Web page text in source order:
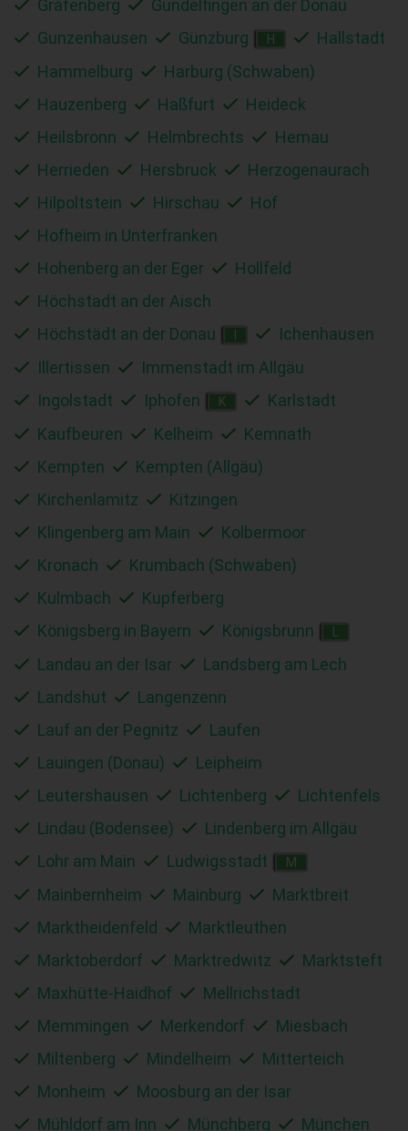
Gräfenberg
Gundelfingen an der Donau
Gunzenhausen
Günzburg H
Hallstadt
Hammelburg
Harburg (Schwaben)
Hauzenberg
Haßfurt
Heideck
Heilsbronn
Helmbrechts
Hemau
Herrieden
Hersbruck
Herzogenaurach
Hilpoltstein
Hirschau
Hof
Hofheim in Unterfranken
Hohenberg an der Eger
Hollfeld
Höchstadt an der Aisch
Höchstädt an der Donau
Ichenhausen
Illertissen
Immenstadt im Allgäu
Ingolstadt
Iphofen K
Karlstadt
Kaufbeuren
Kelheim
Kemnath
Kempten
Kempten (Allgäu)
Kirchenlamitz
Kitzingen
Klingenberg am Main
Kolbermoor
Kronach
Krumbach (Schwaben)
Kulmbach
Kupferberg
Königsberg in Bayern
Königsbrunn
Landau an der Isar
Landsberg am Lech
Landshut
Langenzenn
Lauf an der Pegnitz
Laufen
Lauingen (Donau)
Leipheim
Leutershausen
Lichtenberg
Lichtenfels
Lindau (Bodensee)
Lindenberg im Allgäu
Lohr am Main
Ludwigsstadt M
Mainbernheim Mainburg
Marktbreit
Marktheidenfeld
Marktleuthen
Marktoberdorf
Marktredwitz
Marktsteft
Maxhütte-Haidhof
Mellrichstadt
Memmingen
Merkendorf
Miesbach
Miltenberg
Mindelheim
Mitterteich
Monheim
Moosburg an der Isar
Mühldorf am Inn
Münchberg
München